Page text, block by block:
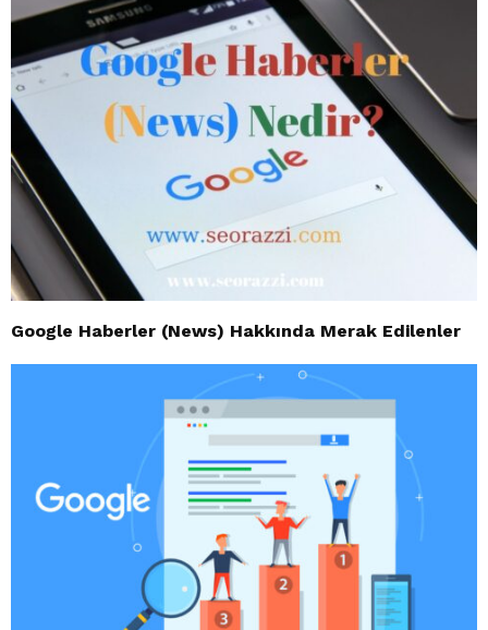
Google Haberler (News) Hakkında Merak Edilenler